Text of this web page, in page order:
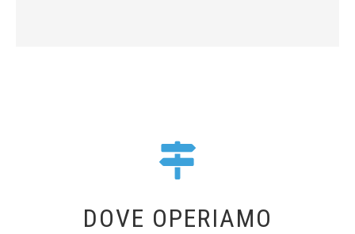
DOVE OPERIAMO